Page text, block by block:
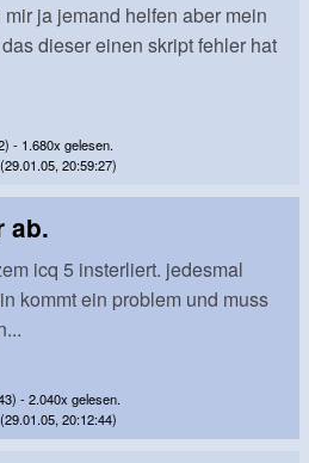
ja jemand helfen aber mein
dieser einen skript fehler hat
- 1.680x gelesen.
20:59:27)
ab.
icq 5 insterliert. jedesmal
kommt ein problem und muss
- 2.040x gelesen.
20:12:44)